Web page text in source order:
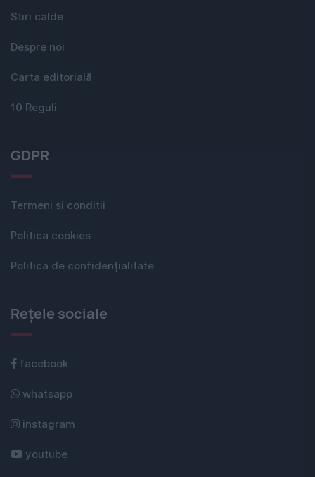
Stiri calde
Despre noi
Carta editorială
10 Reguli
GDPR
Termeni si conditii
Politica cookies
Politica de confidențialitate
Rețele sociale
facebook
whatsapp
instagram
youtube